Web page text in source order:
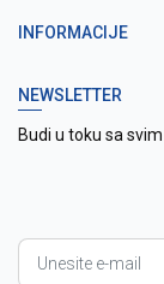
INFORMACIJE
NEWSLETTER
Budi u toku sa